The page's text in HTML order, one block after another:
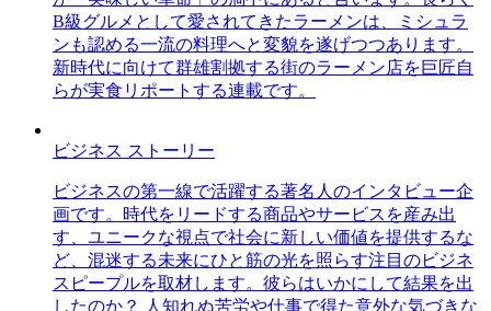
B級グルメとして愛されてきたラーメンは、ミシュラ
ンも認める一流の料理へと変貌を遂げつつあります。
新時代に向けて群雄割拠する街のラーメン店を巨匠自
らが実食リポートする連載です。
ビジネス ストーリー
ビジネスの第一線で活躍する著名人のインタビュー企
画です。時代をリードする商品やサービスを産み出
す、ユニークな視点で社会に新しい価値を提供するな
ど、混迷する未来にひと筋の光を照らす注目のビジネ
スピープルを取材します。彼らはいかにして結果を出
したのか？ 人知れぬ苦労や仕事で得た意外な気づきな